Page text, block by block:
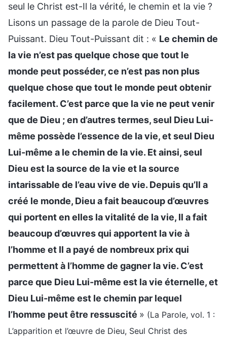
seul le Christ est-Il la vérité, le chemin et la vie ?
Lisons un passage de la parole de Dieu Tout-
Puissant. Dieu Tout-Puissant dit : « Le chemin de
la vie n’est pas quelque chose que tout le
monde peut posséder, ce n’est pas non plus
quelque chose que tout le monde peut obtenir
facilement. C’est parce que la vie ne peut venir
que de Dieu ; en d’autres termes, seul Dieu Lui-
même possède l’essence de la vie, et seul Dieu
Lui-même a le chemin de la vie. Et ainsi, seul
Dieu est la source de la vie et la source
intarissable de l’eau vive de vie. Depuis qu’Il a
créé le monde, Dieu a fait beaucoup d’œuvres
qui portent en elles la vitalité de la vie, Il a fait
beaucoup d’œuvres qui apportent la vie à
l’homme et Il a payé de nombreux prix qui
permettent à l’homme de gagner la vie. C’est
parce que Dieu Lui-même est la vie éternelle, et
Dieu Lui-même est le chemin par lequel
l’homme peut être ressuscité » (La Parole, vol. 1 :
L’apparition et l’œuvre de Dieu, Seul Christ des